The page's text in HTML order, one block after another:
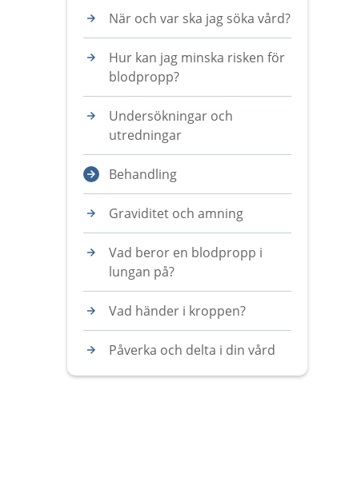
När och var ska jag söka vård?
Hur kan jag minska risken för
blodpropp?
Undersökningar och
utredningar
Behandling
Graviditet och amning
Vad beror en blodpropp i
lungan på?
Vad händer i kroppen?
Påverka och delta i din vård